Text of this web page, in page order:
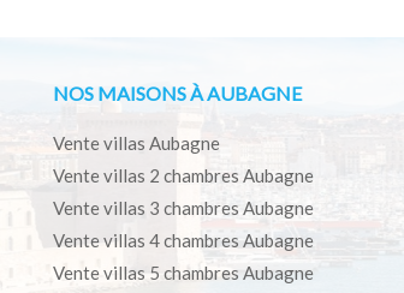
NOS MAISONS À AUBAGNE
Vente villas Aubagne
Vente villas 2 chambres Aubagne
Vente villas 3 chambres Aubagne
Vente villas 4 chambres Aubagne
Vente villas 5 chambres Aubagne